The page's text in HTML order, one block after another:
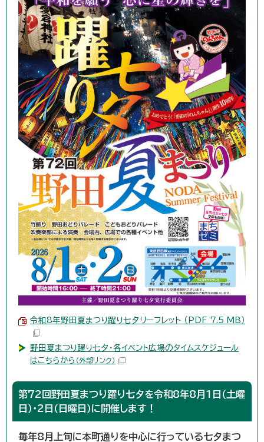
令和8年野田夏まつり躍り七夕リーフレット （PDF 7.5 MB）
野田夏まつり躍り七夕・各イベント広場のタイムスケジュール
はこちらから （外部リンク）
第72回野田夏まつり躍り七夕を令和8年8月1日（土曜
日）・2日（日曜日）に開催します！
毎年8月上旬に本町通りを中心に行っている七夕まつ